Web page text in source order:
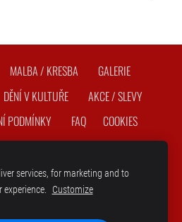
MALBA / KRESBA
GALERIE
DĚNÍ V KULTUŘE
AKCE / SLEVY
PODMÍNKY FAQ COOKIES
vyhrazena
Drumming Soul drum show
|Bubenická škola online
services, for marketing and to
experience. Customize